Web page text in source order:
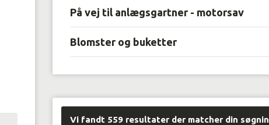
På vej til anlægsgartner - motorsav
Blomster og buketter
Vi fandt 559 resultater der matcher din